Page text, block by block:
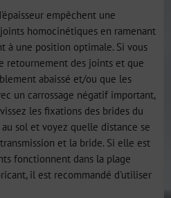
empêchent une
homocinétiques en ramenant
à une position optimale. Si vous
retournement des joints et que
abaissé et/ou que les
un carrossage négatif important,
les fixations des brides du
sol et voyez quelle distance se
et la bride. Si elle est
fonctionnent dans la plage
il est recommandé d'utiliser